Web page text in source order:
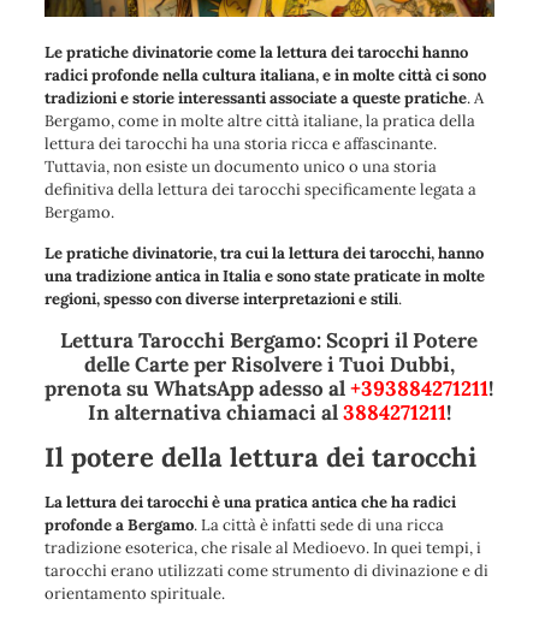
Le pratiche divinatorie come la lettura dei tarocchi hanno
radici profonde nella cultura italiana, e in molte città ci sono
tradizioni e storie interessanti associate a queste pratiche. A
Bergamo, come in molte altre città italiane, la pratica della
lettura dei tarocchi ha una storia ricca e affascinante.
Tuttavia, non esiste un documento unico o una storia
definitiva della lettura dei tarocchi specificamente legata a
Bergamo.
Le pratiche divinatorie, tra cui la lettura dei tarocchi, hanno
una tradizione antica in Italia e sono state praticate in molte
regioni, spesso con diverse interpretazioni e stili.
Lettura Tarocchi Bergamo: Scopri il Potere
delle Carte per Risolvere i Tuoi Dubbi,
prenota su WhatsApp adesso al+393884271211!
In alternativa chiamaci al3884271211!
Il potere della lettura dei tarocchi
La lettura dei tarocchi è una pratica antica che ha radici
profonde a Bergamo. La città è infatti sede di una ricca
tradizione esoterica, che risale al Medioevo. In quei tempi, i
tarocchi erano utilizzati come strumento di divinazione e di
orientamento spirituale.